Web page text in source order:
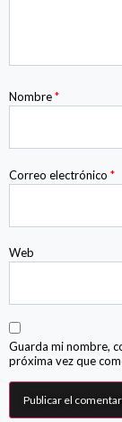
Nombre*
Correo electrónico *
Web
Guarda mi nombre,
próxima vez que